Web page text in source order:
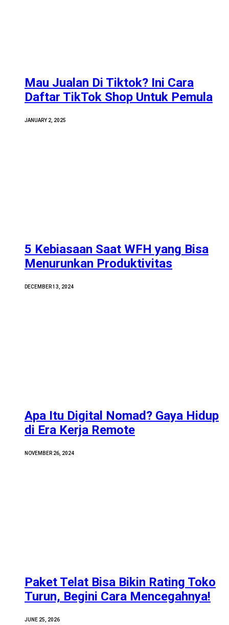
Mau Jualan Di Tiktok? Ini Cara
Daftar TikTok Shop Untuk Pemula
JANUARY 2, 2025
5 Kebiasaan Saat WFH yang Bisa
Menurunkan Produktivitas
DECEMBER 13, 2024
Apa Itu Digital Nomad? Gaya Hidup
di Era Kerja Remote
NOVEMBER 26, 2024
Paket Telat Bisa Bikin Rating Toko
Turun, Begini Cara Mencegahnya!
JUNE 25, 2026